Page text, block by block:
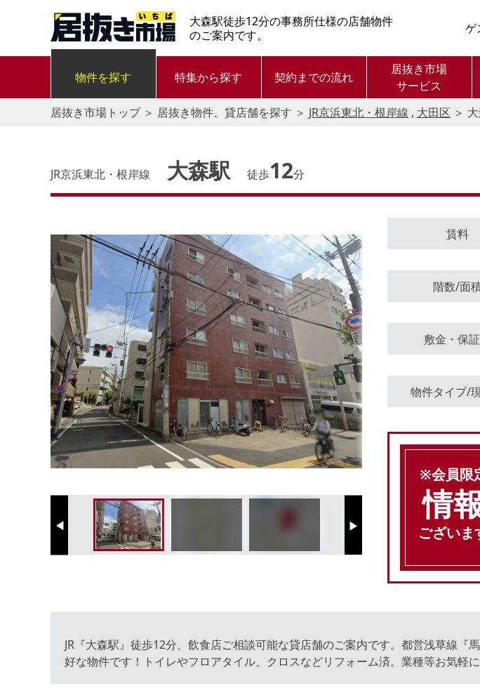
大森駅徒歩12分の事務所仕様の店舗物件
のご案内です。
ゲ
物件を探す 特集から探す 契約までの流れ
居抜き市場
サービス
居抜き市場トップ＞ 居抜き物件、貸店舗を探す ＞ JR京浜東北・根岸線 , 大田区 ＞
JR京浜東北・根岸線 大森駅 徒歩12分
物件情報の
Previous Next
賃料
階数/面
敷金・保
物件タイプ/
※会員限
情
ございま
JR『大森駅』徒歩12分、飲食店ご相談可能な貸店舗のご案内です。都営浅草線
好な物件です！トイレやフロアタイル、クロスなどリフォーム済。業種等お気軽に